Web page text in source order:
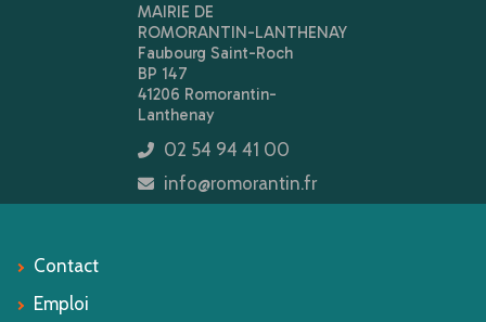
MAIRIE DE
ROMORANTIN-LANTHENAY
Faubourg Saint-Roch
BP 147
41206 Romorantin-
Lanthenay
icon
02 54 94 41 00
icon
info@romorantin.fr
Contact
Emploi